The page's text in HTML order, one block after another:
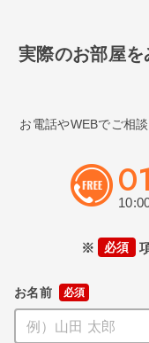
実際のお部屋
お電話やWEBでご相
※ 必須
お名前